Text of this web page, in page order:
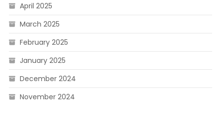
April 2025
March 2025
February 2025
January 2025
December 2024
November 2024